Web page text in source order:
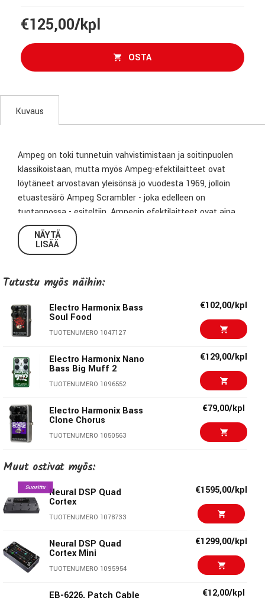
€125,00/kpl
OSTA
Kuvaus
Ampeg on toki tunnetuin vahvistimistaan ja soitinpuolen
klassikoistaan, mutta myös Ampeg-efektilaitteet ovat
löytäneet arvostavan yleisönsä jo vuodesta 1969, jolloin
etuastesärö Ampeg Scrambler - joka edelleen on
tuotannossa - esiteltiin. Ampegin efektilaitteet ovat aina
olleet sounditietoisen valintoja, harkittuja ja
tarkoituksenmukaisia työkaluja halutun soundin saamiseen,
eikä Ampeg Liquifier -chorus tee poikkeusta.
Analoginen Liquifier-choruspedaali perustuu kahteen
kautta syntyy sävykäs, orgaaninen ja hengittävä soundi.
Lievemmillä asetuksilla Liquifier aaltoilee kauniisti,
jyrkemmillä asetuksilla chorusten vaiheet iskevät yhteen
luoden napakan, tremolohenkisen staccato-soundin.
Jämerään metallikoteloon pakattu Liquifier on
helppokäyttöinen ja keikkakestävä, true bypass -kytkimellä
varustettu työkalu kaikille kielisoittajille.
Kahden choruksen yhdistelmä luo laajan ja rikkaan
soinnin
Rate, depth ja effect level -säädöt, enempää ei tarvita
Klassinen Ampeg-soundi puree ja hengittää
Täysanaloginen, erinomainen signaali-kohinasuhde
Sopii niin bassoille kuin kitaroille
True bypass
9V virtalähde- ja paristovalmius (paristo ei sisälly
pakettiin)
NÄYTÄ
LISÄÄ
Tutustu myös näihin:
Electro Harmonix Bass
Soul Food
TUOTENUMERO 1047127
€102,00/kpl
Electro Harmonix Nano
Bass Big Muff 2
TUOTENUMERO 1096552
€129,00/kpl
Electro Harmonix Bass
Clone Chorus
TUOTENUMERO 1050563
€79,00/kpl
Laney BCC-Blackheath
Bass Distortion
TUOTENUMERO 1077454
Electro Harmonix Bass
Preacher
TUOTENUMERO 1048308
€100,00/kpl
Electro Harmonix Nano
Bass Big Muff
TUOTENUMERO 1043664
€90,00/kpl
Muut ostivat myös:
Neural DSP Quad
Cortex
TUOTENUMERO 1078733
€1595,00/kpl
Neural DSP Quad
Cortex Mini
TUOTENUMERO 1095954
€1299,00/kpl
EB-6226, Patch Cable €12,00/kpl